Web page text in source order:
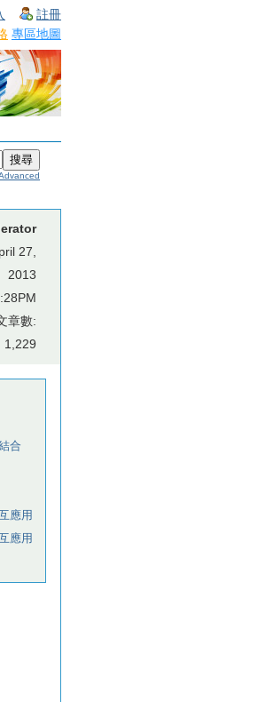
註冊
專區地圖
27,
2013
章數:
1,229
合
應用
應用